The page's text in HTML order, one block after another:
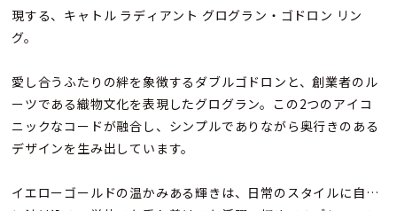
現する、キャトル ラディアント グログラン・ゴドロン リン
グ。
愛し合うふたりの絆を象徴するダブルゴドロンと、創業者のル
ーツである織物文化を表現したグログラン。この2つのアイコ
ニックなコードが融合し、シンプルでありながら奥行きのある
デザインを生み出しています。
イエローゴールドの温かみある輝きは、日常のスタイルに自然